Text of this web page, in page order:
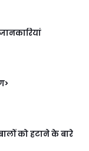
को हटाने के बारे